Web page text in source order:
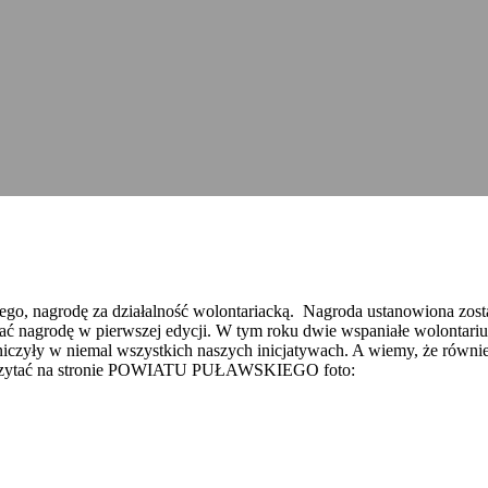
nagrodę za działalność wolontariacką. Nagroda ustanowiona
nagrodę w pierwszej edycji. W tym roku dwie wspaniałe
w niemal wszystkich naszych inicjatywach. A wiemy, że
na stronie POWIATU PUŁAWSKIEGO foto: